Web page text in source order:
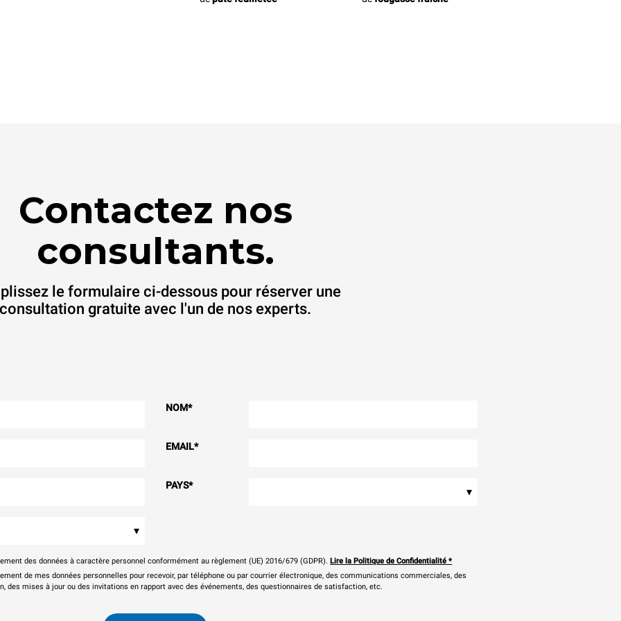
Contactez nos
consultants.
le formulaire ci-dessous pour réserver une
consultation gratuite avec l'un de nos experts.
NOM*
EMAIL*
PAYS* ▾
▾
des données à caractère personnel conformément au règlement (UE) 2016/679 (GDPR). Lire la Politique de Confidentialité *
de mes données personnelles pour recevoir, par téléphone ou par courrier électronique, des communications commerciales, des
des mises à jour ou des invitations en rapport avec des événements, des questionnaires de satisfaction, etc.